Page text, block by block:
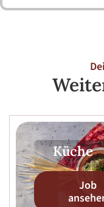
Küche
Job